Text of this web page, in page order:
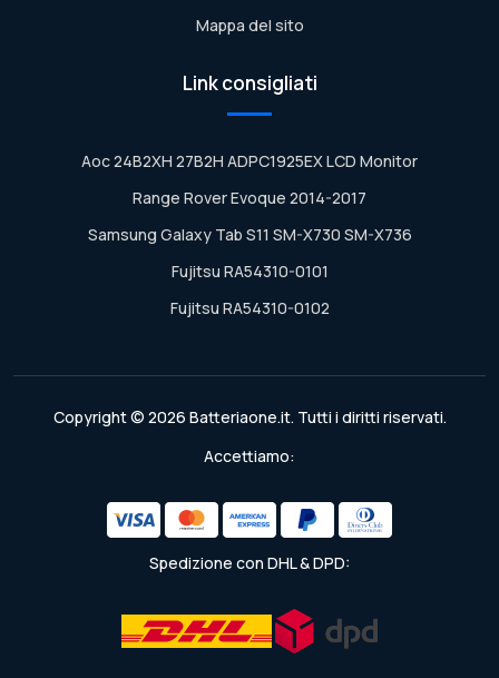
Mappa del sito
Link consigliati
Aoc 24B2XH 27B2H ADPC1925EX LCD Monitor
Range Rover Evoque 2014-2017
Samsung Galaxy Tab S11 SM-X730 SM-X736
Fujitsu RA54310-0101
Fujitsu RA54310-0102
Copyright © 2026 Batteriaone.it. Tutti i diritti riservati.
Accettiamo:
Spedizione con DHL & DPD: